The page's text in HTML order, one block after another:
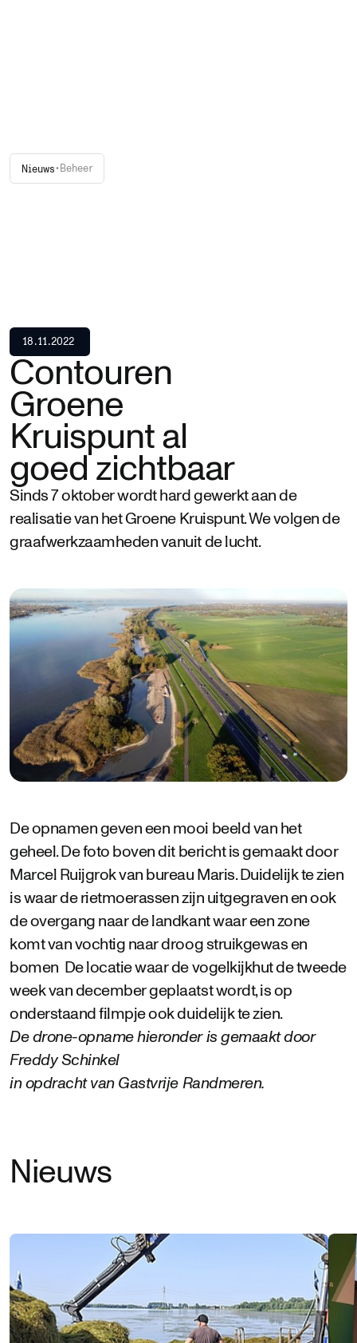
Nieuws• Beheer
18.11.2022
Contouren
Groene
Kruispunt al
goed zichtbaar
Sinds 7 oktober wordt hard gewerkt aan de
realisatie van het Groene Kruispunt. We volgen de
graafwerkzaamheden vanuit de lucht.
De opnamen geven een mooi beeld van het
geheel. De foto boven dit bericht is gemaakt door
Marcel Ruijgrok van bureau Maris. Duidelijk te zien
is waar de rietmoerassen zijn uitgegraven en ook
de overgang naar de landkant waar een zone
komt van vochtig naar droog struikgewas en
bomen De locatie waar de vogelkijkhut de tweede
week van december geplaatst wordt, is op
onderstaand filmpje ook duidelijk te zien.
De drone-opname hieronder is gemaakt door
Freddy Schinkel
in opdracht van Gastvrije Randmeren.
Nieuws